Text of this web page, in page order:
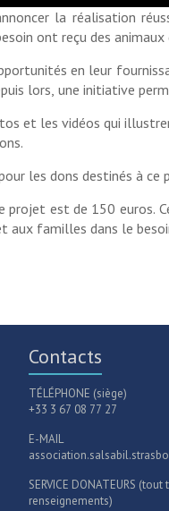
la réalisation
ont reçu des
en leur
lors, une initiative
et les vidéos qui
les dons destinés à
projet est de 150
aux familles dans le
Contacts
TÉLÉPHONE (siège)
+33 3 67 08 77 27
E-MAIL
SERVICE DONATEURS (tout
renseignements)